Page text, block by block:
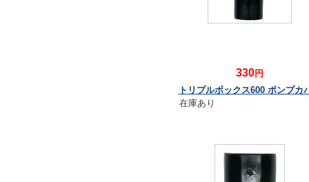
330円
トリプルボックス600 ポンプカ
在庫あり